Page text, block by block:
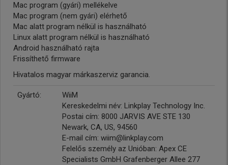
Mac program (gyári) mellékelve
Mac program (nem gyári) elérhető
Mac alatt program nélkül is használható
Linux alatt program nélkül is használható
Android használható rajta
Frissíthető firmware
Hivatalos magyar márkaszerviz garancia.
Gyártó:
WiiM
Kereskedelmi név: Linkplay Technology Inc.
Postai cím: 8000 JARVIS AVE STE 130
Newark, CA, US, 94560
E-mail cím: wiim@linkplay.com
Felelős személy az Unióban: Apex CE
Specialists GmbH Grafenberger Allee 277